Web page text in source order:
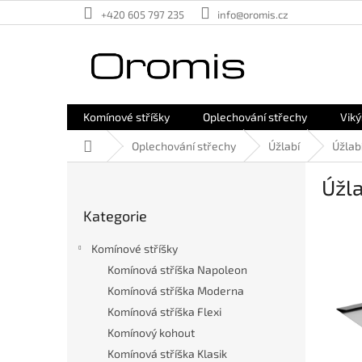
na
+420 605 797 235 info@oromis.cz
Komínové stříšky Oplechování střechy
Domů Oplechování střechy Úžlabí
kategorie
Kategorie
Komínové stříšky
Komínová stříška Napoleon
Komínová stříška Moderna
Komínová stříška Flexi
Komínový kohout
Komínová stříška Klasik